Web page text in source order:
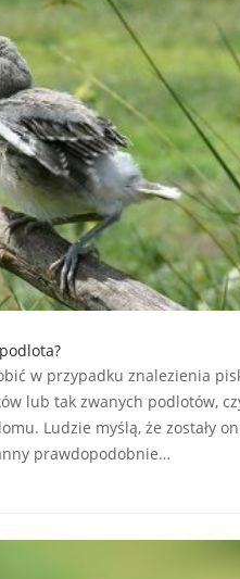
w przypadku znalezienia
lub tak zwanych podlotów,
Ludzie myślą, że zostały
prawdopodobnie…